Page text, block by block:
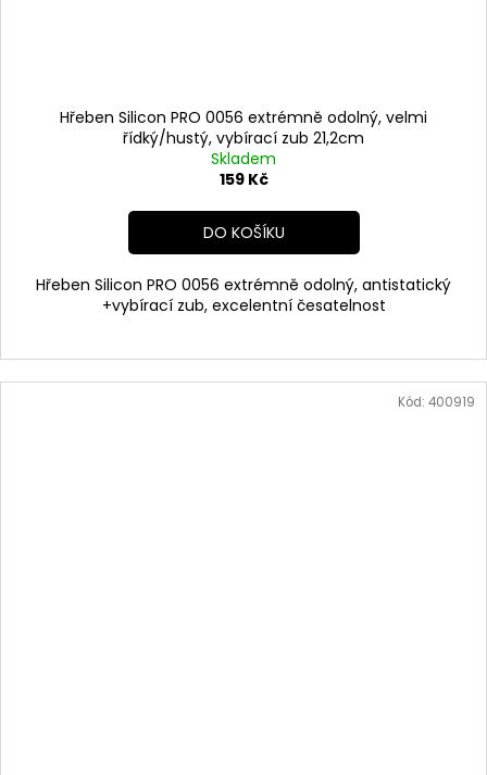
Hřeben Silicon PRO 0056 extrémně odolný, velmi
řídký/hustý, vybírací zub 21,2cm
Skladem
159 Kč
DO KOŠÍKU
Hřeben Silicon PRO 0056 extrémně odolný, antistatický
+vybírací zub, excelentní česatelnost
Kód: 400919